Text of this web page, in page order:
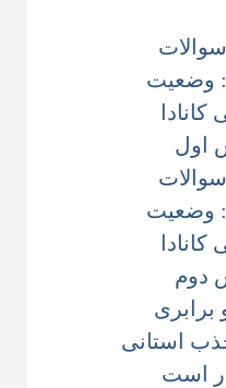
وضعیت
اول
وضعیت
دوم
برابری
استانی
است